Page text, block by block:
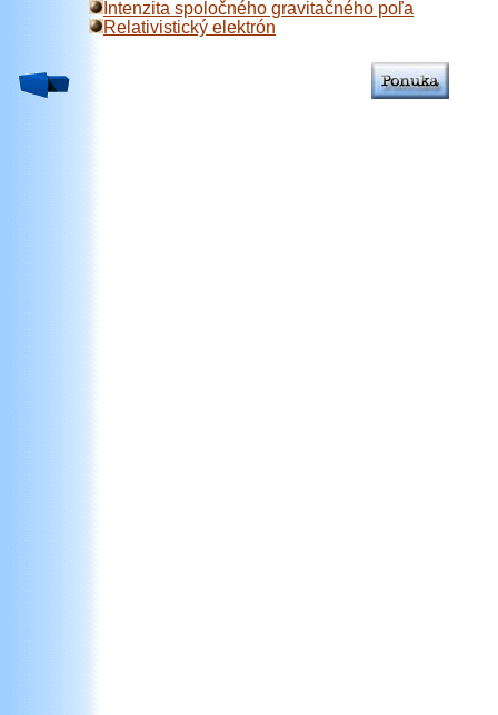
Intenzita spoločného gravitačného poľa
Relativistický elektrón